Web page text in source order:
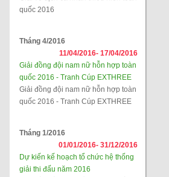
quốc 2016
Tháng 4/2016
11/04/2016- 17/04/2016
Giải đồng đội nam nữ hỗn hợp toàn
quốc 2016 - Tranh Cúp EXTHREE
Giải đồng đội nam nữ hỗn hợp toàn
quốc 2016 - Tranh Cúp EXTHREE
Tháng 1/2016
01/01/2016- 31/12/2016
Dự kiến kế hoạch tổ chức hệ thống
giải thi đấu năm 2016